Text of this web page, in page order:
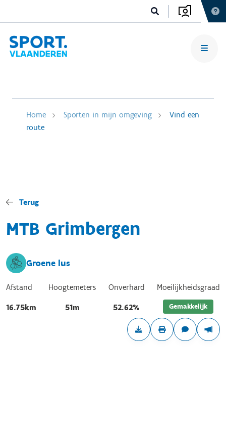
Home Sporten in mijn omgeving
Vind een
route
Terug
MTB Grimbergen
Groene lus
Afstand
16.75km
Hoogtemeters
51m
Onverhard
52.62%
Moeilijkheidsgraad
Gemakkelijk